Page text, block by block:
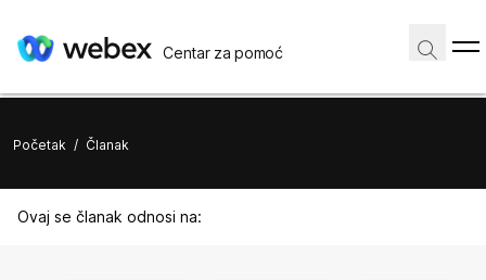
Centar za pomoć
Početak / Članak
Ovaj se članak odnosi na: